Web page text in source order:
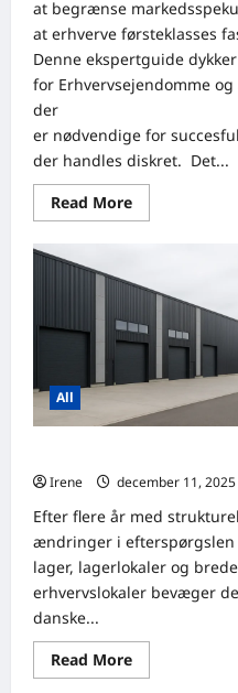
at begrænse
at erhverve førsteklasses
Denne ekspertguide
for Erhvervsejendomme
der
er nødvendige for
der handles diskret. Det...
Read MoreRead
more
Sådan
det Åbne
All
Irene
december 11, 2025
Efter flere år med
ændringer i
lager, lagerlokaler og
erhvervslokaler bevæger
danske...
Read MoreRead
more